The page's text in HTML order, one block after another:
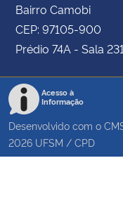
Bairro Camobi
CEP: 97105-900
Prédio 74A - Sala
Acesso à
Informação
Desenvolvido com o
2026 UFSM / CPD